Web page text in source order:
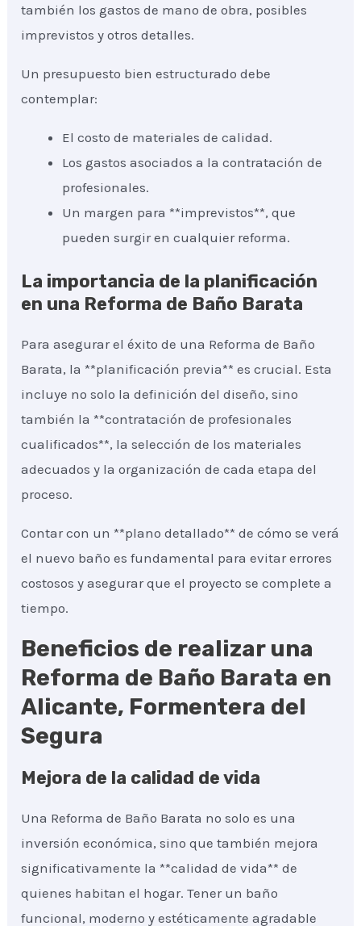
también los gastos de mano de obra, posibles
imprevistos y otros detalles.
Un presupuesto bien estructurado debe
contemplar:
El costo de materiales de calidad.
Los gastos asociados a la contratación de
profesionales.
Un margen para **imprevistos**, que
pueden surgir en cualquier reforma.
La importancia de la planificación
en una Reforma de Baño Barata
Para asegurar el éxito de una Reforma de Baño
Barata, la **planificación previa** es crucial. Esta
incluye no solo la definición del diseño, sino
también la **contratación de profesionales
cualificados**, la selección de los materiales
adecuados y la organización de cada etapa del
proceso.
Contar con un **plano detallado** de cómo se verá
el nuevo baño es fundamental para evitar errores
costosos y asegurar que el proyecto se complete a
tiempo.
Beneficios de realizar una
Reforma de Baño Barata en
Alicante, Formentera del
Segura
Mejora de la calidad de vida
Una Reforma de Baño Barata no solo es una
inversión económica, sino que también mejora
significativamente la **calidad de vida** de
quienes habitan el hogar. Tener un baño
funcional, moderno y estéticamente agradable